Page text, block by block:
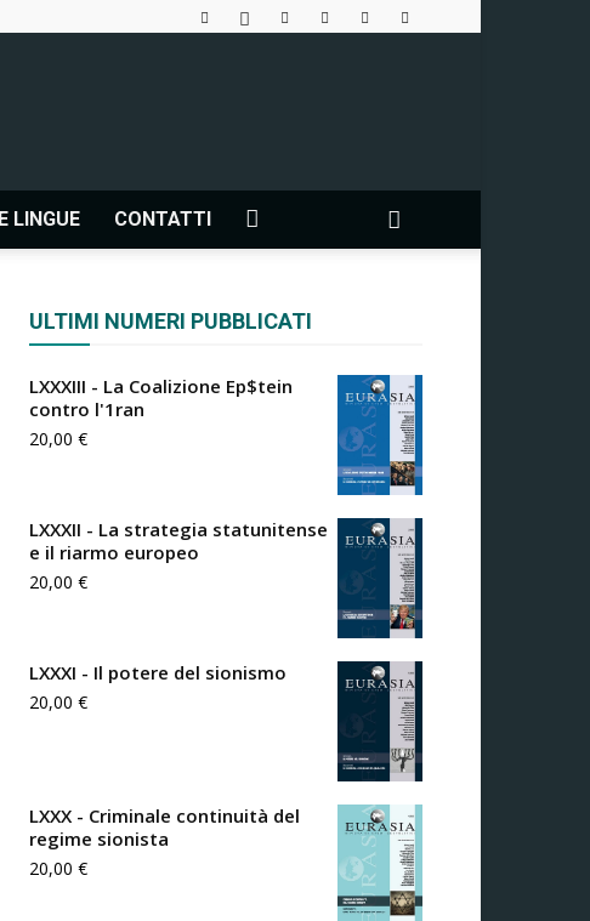
LINGUE CONTATTI
ULTIMI NUMERI PUBBLICATI
LXXXIII - La Coalizione Ep$tein
contro l'1ran
20,00 €
LXXXII - La strategia statunitense
e il riarmo europeo
20,00 €
LXXXI - Il potere del sionismo
20,00 €
LXXX - Criminale continuità del
regime sionista
20,00 €